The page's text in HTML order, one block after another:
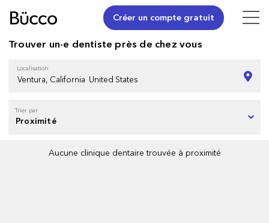
Créer un compte gratuit
Trouver un·e dentiste près de chez vous
Localisation
Trier par
Aucune clinique dentaire trouvée à proximité